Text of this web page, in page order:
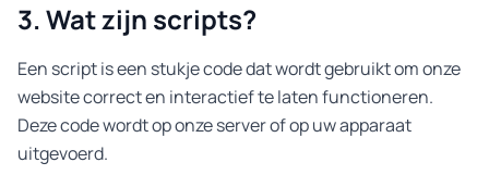
3. Wat zijn scripts?
Een script is een stukje code dat wordt gebruikt om onze
website correct en interactief te laten functioneren.
Deze code wordt op onze server of op uw apparaat
uitgevoerd.